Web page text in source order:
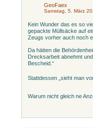
GeoFaex
Samstag, 5. März
Kein Wunder das es so
gepackte Müllsäcke auf
Zeugs vorher auch noch
Da hätten die
Drecksarbeit abnehmt
Bescheid.“
Stattdessen „sieht man
Warum nicht gleich ne